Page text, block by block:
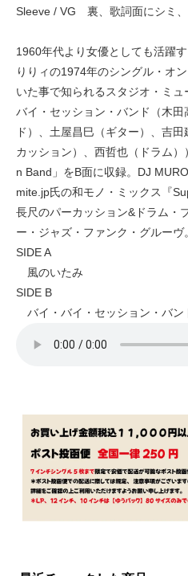
Sleeve / VG 裏、歌詞面にシミ、
1960年代より女優としても活躍
りりィの1974年のシングル・オ
いた事で知られるスタジオ・ミュ
バイ・セッション・バンド（木
ド）、土屋昌巳（ギター）、吉
カッション）、西哲也（ドラム
n Band」をB面に収録。DJ
mite.jp氏の和モノ・ミックス『
長尺のパーカッション&ドラム・
ー・ジャズ・ファンク・グルーヴ。
SIDE A
風のいたみ
SIDE B
バイ・バイ・セッション・バン